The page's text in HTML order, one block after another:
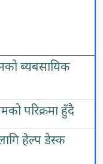
ब्यबसायिक
परिक्रमा हुँदै
हेल्प डेस्क